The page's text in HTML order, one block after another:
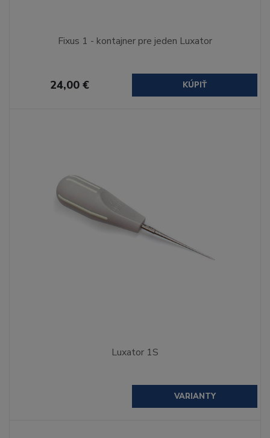
Fixus 1 - kontajner pre jeden Luxator
24,00 € KÚPIŤ
Luxator 1S
VARIANTY